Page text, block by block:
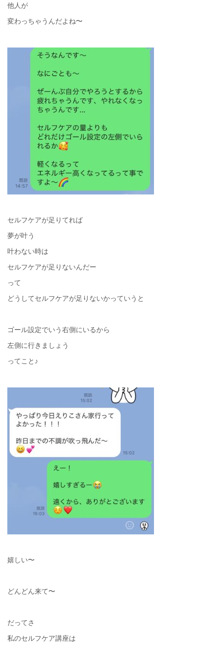
他人が
変わっちゃうんだよね〜
セルフケアが足りてれば
夢が叶う
叶わない時は
セルフケアが足りないんだー
って
どうしてセルフケアが足りないかっていうと
ゴール設定でいう右側にいるから
左側に行きましょう
ってこと♪
嬉しい〜
どんどん来て〜
だってさ
私のセルフケア講座は